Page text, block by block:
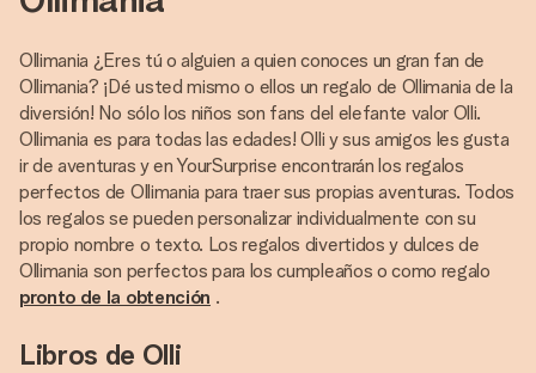
Ollimania ¿Eres tú o alguien a quien conoces un gran fan de
Ollimania? ¡Dé usted mismo o ellos un regalo de Ollimania de la
diversión! No sólo los niños son fans del elefante valor Olli.
Ollimania es para todas las edades! Olli y sus amigos les gusta
ir de aventuras y en YourSurprise encontrarán los regalos
perfectos de Ollimania para traer sus propias aventuras. Todos
los regalos se pueden personalizar individualmente con su
propio nombre o texto. Los regalos divertidos y dulces de
Ollimania son perfectos para los cumpleaños o como regalo
pronto de la obtención .
Libros de Olli